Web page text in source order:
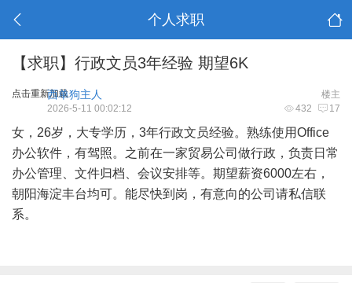
个人求职
【求职】行政文员3年经验 期望6K
点击重新加载 楼主
西单狗主人
432 17
2026-5-11 00:02:12
女，26岁，大专学历，3年行政文员经验。熟练使用Office
办公软件，有驾照。之前在一家贸易公司做行政，负责日常
办公管理、文件归档、会议安排等。期望薪资6000左右，
朝阳海淀丰台均可。能尽快到岗，有意向的公司请私信联
系。